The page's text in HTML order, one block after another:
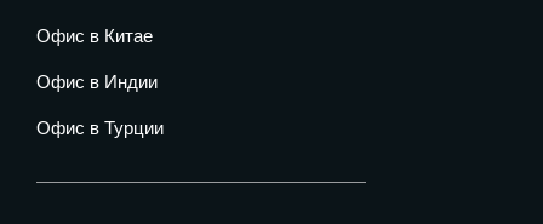
Офис в Китае
Офис в Индии
Офис в Турции